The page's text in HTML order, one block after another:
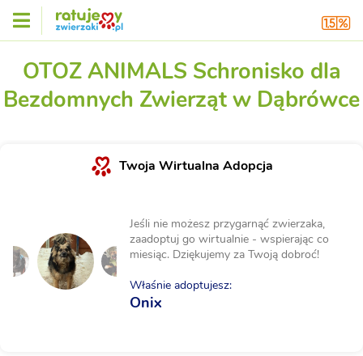
OTOZ ANIMALS Schronisko dla
Bezdomnych Zwierząt w Dąbrówce
Twoja Wirtualna Adopcja
Jeśli nie możesz przygarnąć zwierzaka,
zaadoptuj go wirtualnie - wspierając co
miesiąc. Dziękujemy za Twoją dobroć!
Właśnie adoptujesz:
Onix